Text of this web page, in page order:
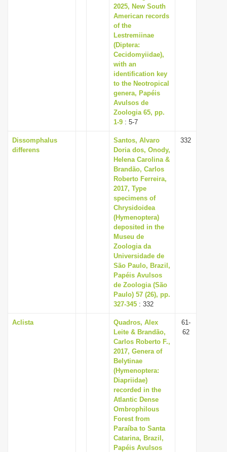
2025, New South
American records
of the
Lestremiinae
(Diptera:
Cecidomyiidae),
with an
identification key
to the Neotropical
genera, Papéis
Avulsos de
Zoologia 65, pp.
1-9 : 5-7
Dissomphalus
differens
Santos, Alvaro
Doria dos, Onody,
Helena Carolina &
Brandão, Carlos
Roberto Ferreira,
2017, Type
specimens of
Chrysidoidea
(Hymenoptera)
deposited in the
Museu de
Zoologia da
Universidade de
São Paulo, Brazil,
Papéis Avulsos
de Zoologia (São
Paulo) 57 (26), pp.
327-345 : 332
332
Aclista
Quadros, Alex
Leite & Brandão,
Carlos Roberto F.,
2017, Genera of
Belytinae
(Hymenoptera:
Diapriidae)
recorded in the
Atlantic Dense
Ombrophilous
Forest from
Paraíba to Santa
Catarina, Brazil,
Papéis Avulsos
61-
62